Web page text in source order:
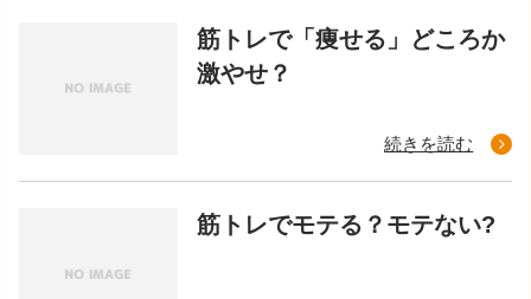
筋トレで「痩せる」どころか
激やせ？
続きを読む
筋トレでモテる？モテない?